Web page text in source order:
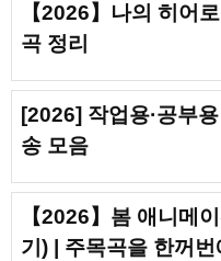
【2026】나의 히어
곡 정리
[2026] 작업용·공부
송 모음
【2026】봄 애니메
기) | 주목곡을 한꺼